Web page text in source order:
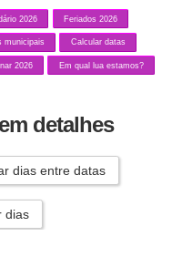
2026 Feriados 2026
municipais Calcular datas
2026 Em qual lua estamos?
detalhes
dias entre datas
dias